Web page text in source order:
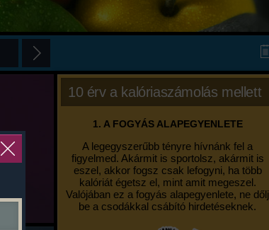
10 érv a kalóriaszámolás mellett
1. A FOGYÁS ALAPEGYENLETE
A legegyszerűbb tényre hívnánk fel a
figyelmed. Akármit is sportolsz, akármit is
eszel, akkor fogsz csak lefogyni, ha több
kalóriát égetsz el, mint amit megeszel.
Valójában ez a fogyás alapegyenlete, ne dőlj
be a csodákkal csábító hirdetéseknek.